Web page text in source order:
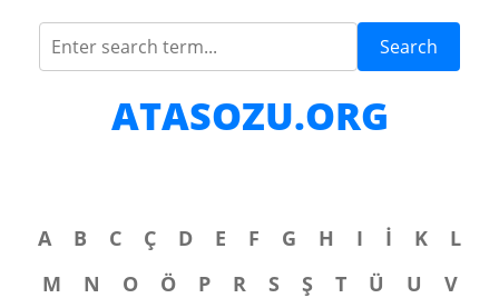
Search
ATASOZU.ORG
A B C Ç D E F G H I İ K
L
M
N O Ö P R S Ş T Ü U
V